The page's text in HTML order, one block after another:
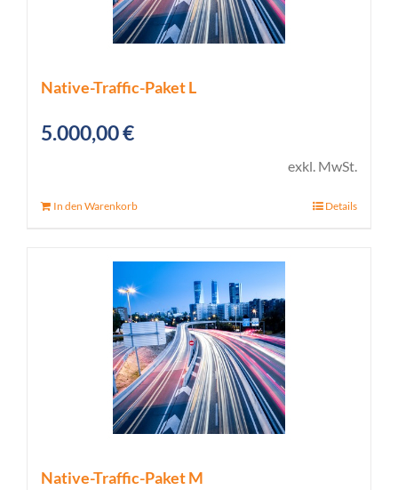
Native-Traffic-Paket L
5.000,00€
exkl. MwSt.
In den Warenkorb Details
Native-Traffic-Paket M